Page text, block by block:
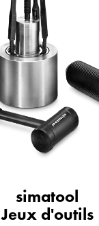
simatool
Jeux d'outils